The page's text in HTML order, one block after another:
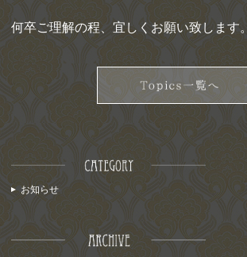
何卒ご理解の程、宜しくお願い致します。
お知らせ